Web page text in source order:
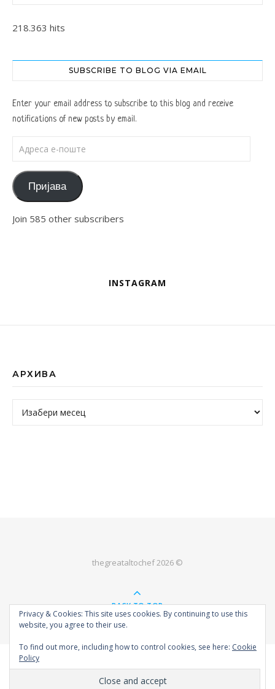
218.363 hits
SUBSCRIBE TO BLOG VIA EMAIL
Enter your email address to subscribe to this blog and receive
notifications of new posts by email.
Пријава
Join 585 other subscribers
INSTAGRAM
АРХИВА
Архива
thegreataltochef 2026 ©
BACK TO TOP
Privacy & Cookies: This site uses cookies. By continuing to use this
website, you agree to their use.
To find out more, including how to control cookies, see here: Cookie
Policy